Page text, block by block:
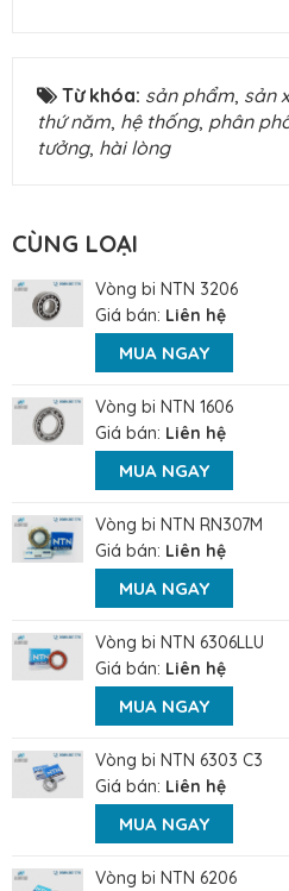
Từ khóa: sản phẩm, sản
thứ năm, hệ thống, phân
tưởng, hài lòng
CÙNG LOẠI
Vòng bi NTN 3206
Giá bán: Liên hệ
MUA NGAY
Vòng bi NTN 1606
Giá bán: Liên hệ
MUA NGAY
Vòng bi NTN RN307M
Giá bán: Liên hệ
MUA NGAY
Vòng bi NTN 6306LLU
Giá bán: Liên hệ
MUA NGAY
Vòng bi NTN 6303 C3
Giá bán: Liên hệ
MUA NGAY
Vòng bi NTN 6206